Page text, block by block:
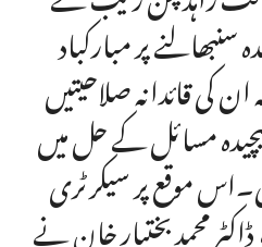
سنبھالنے پر مبارکباد
کی قائدانہ صلاحیتیں
مسائل کے حل میں
موقع پر سیکرٹری
محمد بختیار خان نے